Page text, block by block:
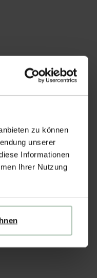
zu können
unserer
Informationen
Ihrer Nutzung